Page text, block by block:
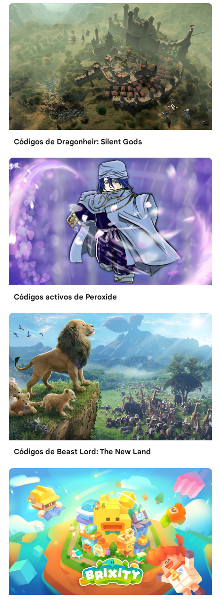
Códigos de Dragonheir: Silent Gods
Códigos activos de Peroxide
Códigos de Beast Lord: The New Land